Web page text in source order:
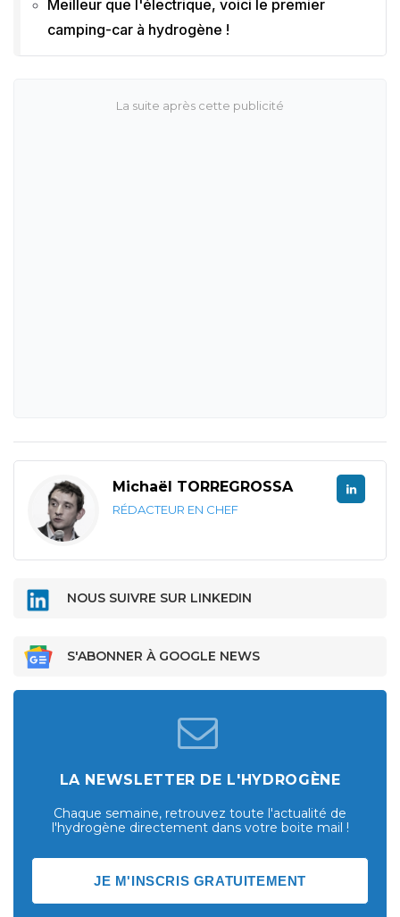
Meilleur que l'électrique, voici le premier
camping-car à hydrogène !
Michaël TORREGROSSA
RÉDACTEUR EN CHEF
NOUS SUIVRE SUR LINKEDIN
S'ABONNER À GOOGLE NEWS
LA NEWSLETTER DE L'HYDROGÈNE
Chaque semaine, retrouvez toute l'actualité de
l'hydrogène directement dans votre boite mail !
JE M'INSCRIS GRATUITEMENT